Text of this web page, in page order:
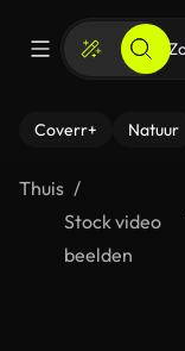
Coverr+ Natuur
Thuis
Stock video
beelden